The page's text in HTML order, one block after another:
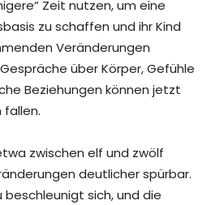
Zeit nutzen, um eine
zu schaffen und ihr Kind
Veränderungen
über Körper, Gefühle
Beziehungen können jetzt
zwischen elf und zwölf
deutlicher spürbar.
beschleunigt sich, und die